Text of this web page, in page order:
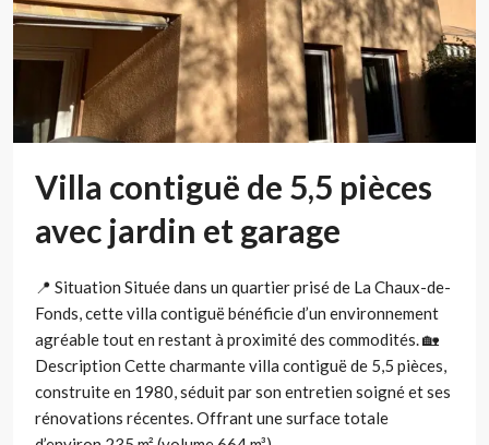
Villa contiguë de 5,5 pièces
avec jardin et garage
📍 Situation Située dans un quartier prisé de La Chaux-de-
Fonds, cette villa contiguë bénéficie d’un environnement
agréable tout en restant à proximité des commodités. 🏡
Description Cette charmante villa contiguë de 5,5 pièces,
construite en 1980, séduit par son entretien soigné et ses
rénovations récentes. Offrant une surface totale